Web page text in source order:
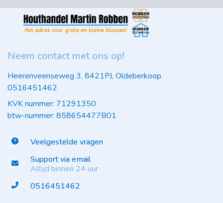
Neem contact met ons op!
Heerenveenseweg 3, 8421PJ, Oldeberkoop
0516451462
KVK nummer: 71291350
btw-nummer: 858654477B01
Veelgestelde vragen
Support via email
Altijd binnen 24 uur
0516451462